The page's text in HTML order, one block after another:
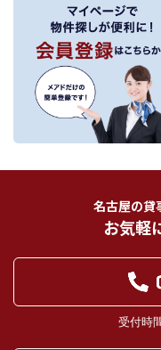
３．個人情報の第三者への提供
当社が保有する個人情報は、
理、売買取引にあっては契約
内容に応じて、氏名、住所、
を、書面、郵便物、電話、イ
11.記載の第三者に提供されま
は停止いたします。
お客様から委託を受けた事
他の宅地建物取引業者。
取引業者に義務付けられます
登記に関する司法書士、土地
対象不動産について管理の必
当社の管理が生じる場合は
先及び管理費引き落としの際
入居者様が賃料を滞納した
フ
名古屋の貸
お気軽
受付時